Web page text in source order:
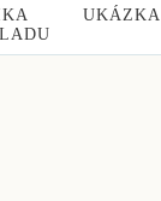
UKÁZKA